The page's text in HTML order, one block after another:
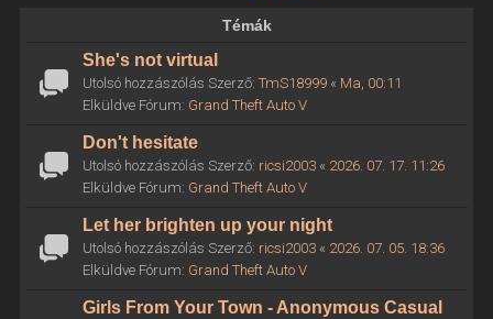
Témák
She's not virtual
Utolsó hozzászólás Szerző: TmS18999« Ma, 00:11
Elküldve Fórum: Grand Theft Auto V
Don't hesitate
Utolsó hozzászólás Szerző: ricsi2003« 2026. 07. 17. 11:26
Elküldve Fórum: Grand Theft Auto V
Let her brighten up your night
Utolsó hozzászólás Szerző: ricsi2003« 2026. 07. 05. 18:36
Elküldve Fórum: Grand Theft Auto V
Girls From Your Town - Anonymous Casual